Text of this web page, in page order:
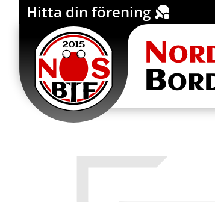
Hitta din förening
Click Here